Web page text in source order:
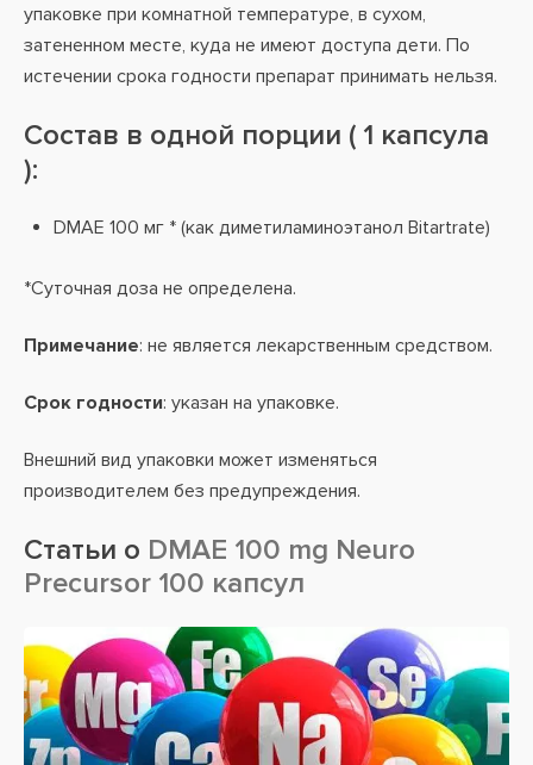
упаковке при комнатной температуре, в сухом,
затененном месте, куда не имеют доступа дети. По
истечении срока годности препарат принимать нельзя.
Состав в одной порции ( 1 капсула
):
DMAE 100 мг * (как диметиламиноэтанол Bitartrate)
*Суточная доза не определена.
Примечание: не является лекарственным средством.
Срок годности: указан на упаковке.
Внешний вид упаковки может изменяться
производителем без предупреждения.
Статьи о DMAE 100 mg Neuro
Precursor 100 капсул